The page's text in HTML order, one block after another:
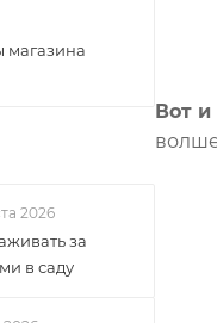
Вот и
магазина
2026
за
в саду